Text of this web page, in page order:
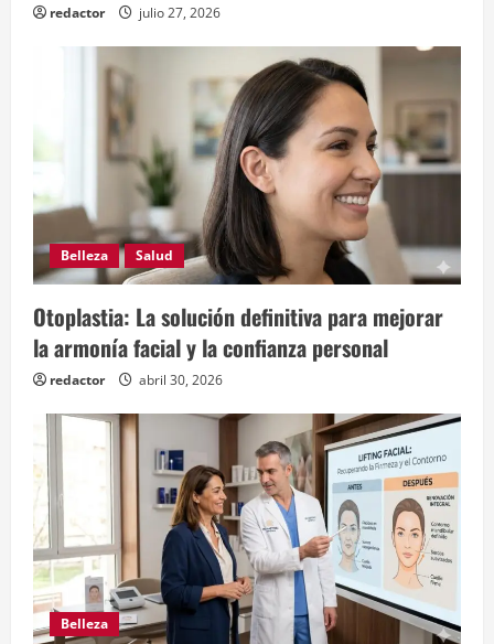
redactor julio 27, 2026
Belleza Salud
Otoplastia: La solución definitiva para mejorar
la armonía facial y la confianza personal
redactor abril 30, 2026
Belleza